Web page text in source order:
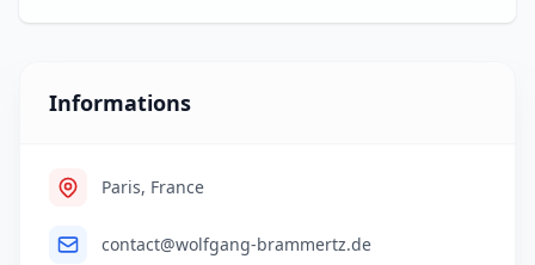
Informations
Paris, France
contact@wolfgang-brammertz.de